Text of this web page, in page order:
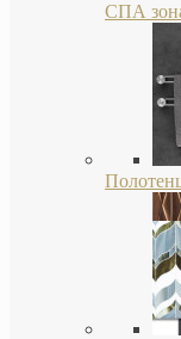
СПА